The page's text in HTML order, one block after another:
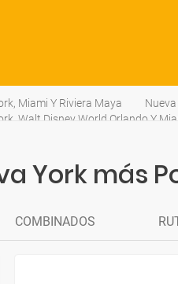
Miami Y Riviera Maya
Walt Disney World Orlando Y
York más
COMBINADOS